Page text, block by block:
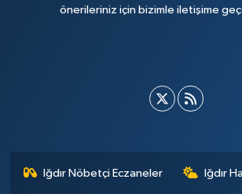
önerileriniz için bizimle iletişime
Iğdır Nöbetçi Eczaneler Iğdır